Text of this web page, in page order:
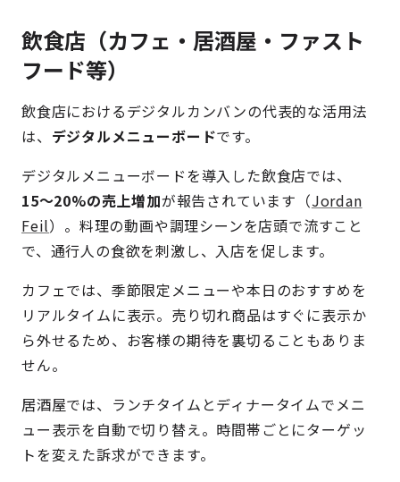
飲食店（カフェ・居酒屋・ファスト
フード等）
飲食店におけるデジタルカンバンの代表的な活用法
は、 デジタルメニューボードです。
デジタルメニューボードを導入した飲食店では、
15〜20%の売上増加が報告されています（Jordan
Feil）。料理の動画や調理シーンを店頭で流すこと
で、通行人の食欲を刺激し、入店を促します。
カフェでは、季節限定メニューや本日のおすすめを
リアルタイムに表示。売り切れ商品はすぐに表示か
ら外せるため、お客様の期待を裏切ることもありま
せん。
居酒屋では、ランチタイムとディナータイムでメニ
ュー表示を自動で切り替え。時間帯ごとにターゲッ
トを変えた訴求ができます。